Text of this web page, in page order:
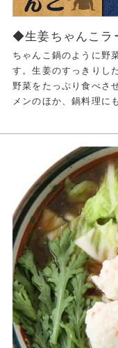
◆生姜ちゃんこラ
ちゃんこ鍋のように野
す。生姜のすっきりし
野菜をたっぷり食べさ
メンのほか、鍋料理に